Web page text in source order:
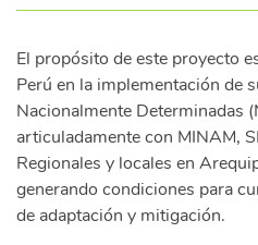
El propósito de este proyecto
Perú en la implementación de
Nacionalmente Determinadas
articuladamente con MINAM,
Regionales y locales en
generando condiciones para
de adaptación y mitigación.